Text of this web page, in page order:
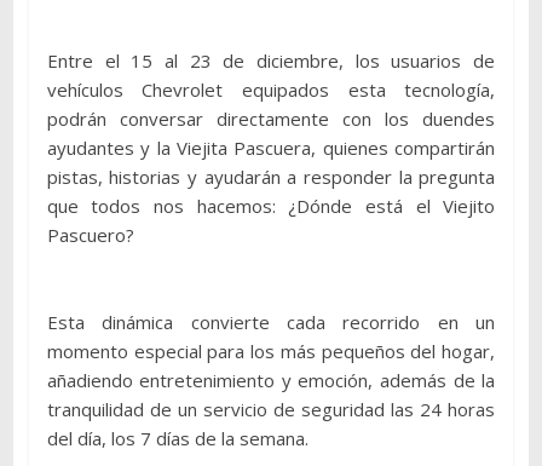
Entre el 15 al 23 de diciembre, los usuarios de
vehículos Chevrolet equipados esta tecnología,
podrán conversar directamente con los duendes
ayudantes y la Viejita Pascuera, quienes compartirán
pistas, historias y ayudarán a responder la pregunta
que todos nos hacemos: ¿Dónde está el Viejito
Pascuero?
Esta dinámica convierte cada recorrido en un
momento especial para los más pequeños del hogar,
añadiendo entretenimiento y emoción, además de la
tranquilidad de un servicio de seguridad las 24 horas
del día, los 7 días de la semana.